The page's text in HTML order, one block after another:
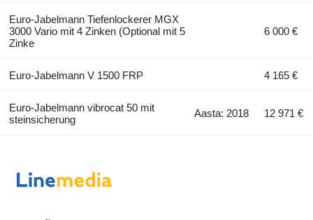
Euro-Jabelmann Tiefenlockerer MGX
3000 Vario mit 4 Zinken (Optional mit 5
Zinke
6 000 €
Euro-Jabelmann V 1500 FRP 4 165 €
Euro-Jabelmann vibrocat 50 mit
steinsicherung
Aasta: 2018 12 971 €